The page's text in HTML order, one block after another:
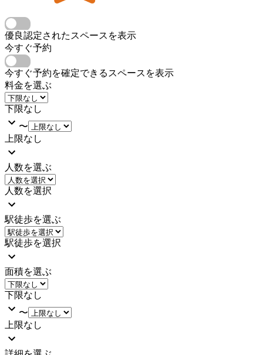
優良認定されたスペースを表示
今すぐ予約
今すぐ予約を確定できるスペースを表示
料金を選ぶ
下限なし
〜
上限なし
人数を選ぶ
人数を選択
駅徒歩を選ぶ
駅徒歩を選択
面積を選ぶ
下限なし
〜
上限なし